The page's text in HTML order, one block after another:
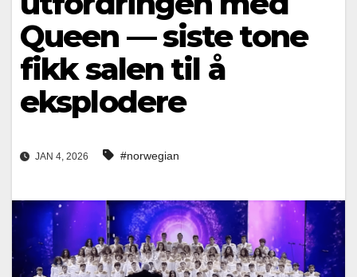
Queen — siste tone
fikk salen til å
eksplodere
JAN 4, 2026 #norwegian